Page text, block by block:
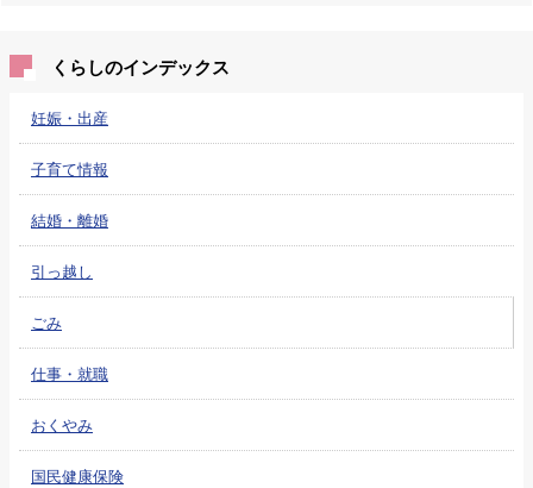
くらしのインデックス
妊娠・出産
子育て情報
結婚・離婚
引っ越し
ごみ
仕事・就職
おくやみ
国民健康保険